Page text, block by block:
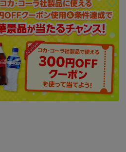
困らない方法を教え
て下さい！ 最悪の未
来でも自分だけが助
かる本 2冊セット